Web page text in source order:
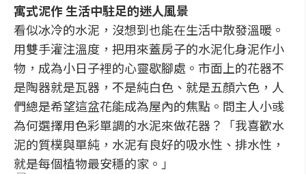
寓式泥作 生活中駐足的迷人風景
看似冰冷的水泥，沒想到也能在生活中散發溫暖。
用雙手灌注溫度，把用來蓋房子的水泥化身泥作小
物，成為小日子裡的心靈歇腳處。市面上的花器不
是陶器就是瓦器，不是純白色、就是五顏六色，人
們總是希望這盆花能成為屋內的焦點。問主人小彧
為何選擇用色彩單調的水泥來做花器？「我喜歡水
泥的質樸與單純，水泥有良好的吸水性、排水性，
就是每個植物最安穩的家。」